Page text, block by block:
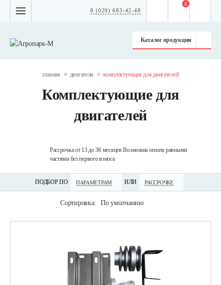
8 (029) 683-42-48
Каталог продукции
0
главная двигатели комплектующие для двигателей
Комплектующие для
двигателей
Рассрочка от 13 до 36 месяцев Возможна оплата равными
частями без первого взноса
ПОДБОР ПО ПАРАМЕТРАМ ИЛИ РАССРОЧКЕ
Сортировка: По умолчанию